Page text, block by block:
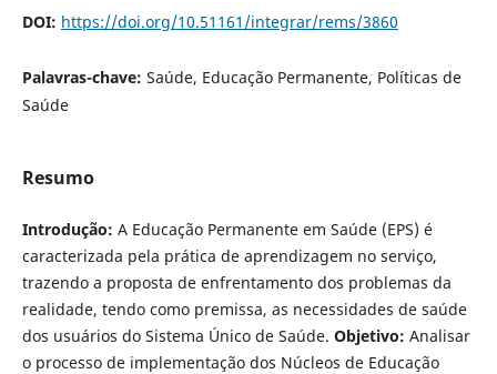
DOI: https://doi.org/10.51161/integrar/rems/3860
Palavras-chave: Saúde, Educação Permanente, Políticas de
Saúde
Resumo
Introdução: A Educação Permanente em Saúde (EPS) é
caracterizada pela prática de aprendizagem no serviço,
trazendo a proposta de enfrentamento dos problemas da
realidade, tendo como premissa, as necessidades de saúde
dos usuários do Sistema Único de Saúde. Objetivo: Analisar
o processo de implementação dos Núcleos de Educação